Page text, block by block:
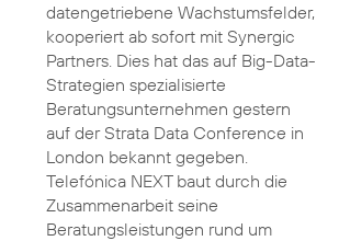
datengetriebene Wachstumsfelder,
kooperiert ab sofort mit Synergic
Partners. Dies hat das auf Big-Data-
Strategien spezialisierte
Beratungsunternehmen gestern
auf der Strata Data Conference in
London bekannt gegeben.
Telefónica NEXT baut durch die
Zusammenarbeit seine
Beratungsleistungen rund um